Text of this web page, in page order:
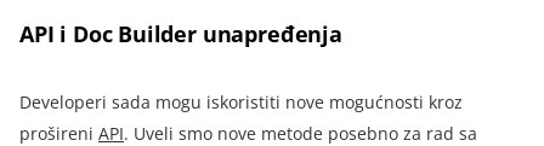
API i Doc Builder unapređenja
Developeri sada mogu iskoristiti nove mogućnosti kroz
prošireni API. Uveli smo nove metode posebno za rad sa